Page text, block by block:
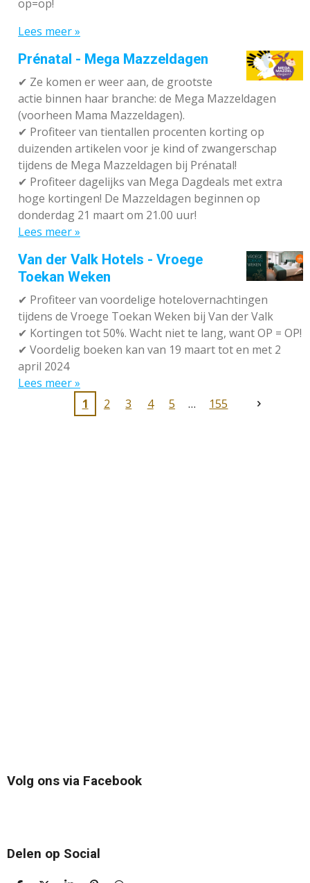
op=op!
Lees meer »
Prénatal - Mega Mazzeldagen
✔ Ze komen er weer aan, de grootste
actie binnen haar branche: de Mega Mazzeldagen
(voorheen Mama Mazzeldagen).
✔ Profiteer van tientallen procenten korting op
duizenden artikelen voor je kind of zwangerschap
tijdens de Mega Mazzeldagen bij Prénatal!
✔ Profiteer dagelijks van Mega Dagdeals met extra
hoge kortingen! De Mazzeldagen beginnen op
donderdag 21 maart om 21.00 uur!
Lees meer »
Van der Valk Hotels - Vroege
Toekan Weken
✔ Profiteer van voordelige hotelovernachtingen
tijdens de Vroege Toekan Weken bij Van der Valk
✔ Kortingen tot 50%. Wacht niet te lang, want OP = OP!
✔ Voordelig boeken kan van 19 maart tot en met 2
april 2024
Lees meer »
1
2 3 4 5 155
Volg ons via Facebook
Delen op Social